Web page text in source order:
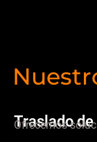
Traslado
Ofrecemos